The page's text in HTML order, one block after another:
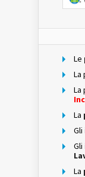
Le
La
La
La
Gli
Gli
La